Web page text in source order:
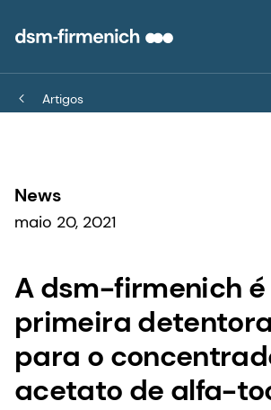
Artigos
News
maio 20, 2021
A dsm-firmenich é
primeira
para o
acetato de alfa-